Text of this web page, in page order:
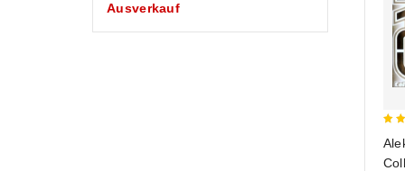
Ausverkauf